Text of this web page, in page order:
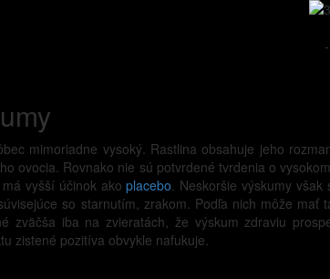
-
mimoriadne vysoký. Rastlina obsahuje jeho
ovocia. Rovnako nie sú potvrdené tvrdenia o
má vyšší účinok akoplacebo . Neskoršie výskumy
so starnutím, zrakom. Podľa nich môže
zväčša iba na zvieratách, že výskum zdraviu
zistené pozitíva obvykle nafukuje.